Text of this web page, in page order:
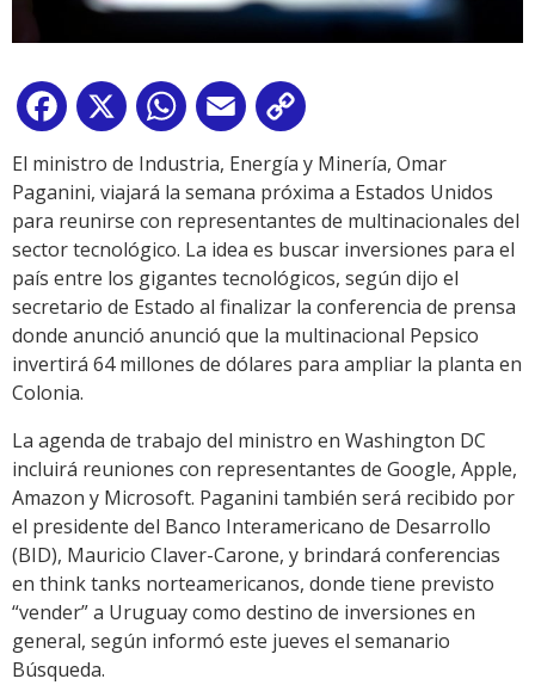
Facebook
X WhatsApp
Email
Link
El ministro de Industria, Energía y Minería, Omar
Paganini, viajará la semana próxima a Estados Unidos
para reunirse con representantes de multinacionales del
sector tecnológico. La idea es buscar inversiones para el
país entre los gigantes tecnológicos, según dijo el
secretario de Estado al finalizar la conferencia de prensa
donde anunció anunció que la multinacional Pepsico
invertirá 64 millones de dólares para ampliar la planta en
Colonia.
La agenda de trabajo del ministro en Washington DC
incluirá reuniones con representantes de Google, Apple,
Amazon y Microsoft. Paganini también será recibido por
el presidente del Banco Interamericano de Desarrollo
(BID), Mauricio Claver-Carone, y brindará conferencias
en think tanks norteamericanos, donde tiene previsto
“vender” a Uruguay como destino de inversiones en
general, según informó este jueves el semanario
Búsqueda.